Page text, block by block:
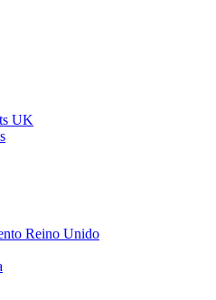
UK
Reino Unido